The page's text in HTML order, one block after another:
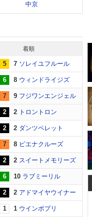
中京
着順
5 7 ソレイユフルール
6 8 ウィンドライジズ
7 9 フジワンエンジェル
2 2 トロントロン
2 2 ダンツペレット
7 8 ピエナクルーズ
2 2 スイートメモリーズ
6 10 ラブミーリル
2 2 アドマイヤウイナー
1 1 ウインポプリ